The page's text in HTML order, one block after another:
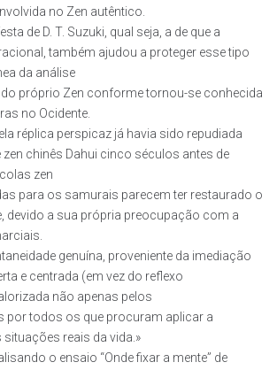
no Zen autêntico.
de D. T. Suzuki, qual seja, a de que a
também ajudou a proteger esse tipo
da análise
próprio Zen conforme tornou-se conhecida
no Ocidente.
réplica perspicaz já havia sido repudiada
zen chinês Dahui cinco séculos antes de
zen
para os samurais parecem ter restaurado o
devido a sua própria preocupação com a
genuína, proveniente da imediação
e centrada (em vez do reflexo
não apenas pelos
por todos os que procuram aplicar a
reais da vida.»
o ensaio “Onde fixar a mente” de